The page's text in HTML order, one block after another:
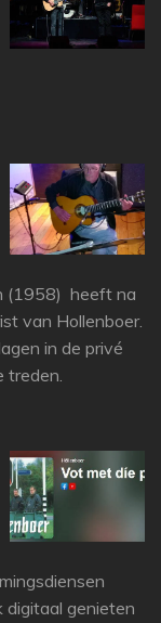
(1958) heeft na
van Hollenboer.
in de privé
treden.
digitaal genieten